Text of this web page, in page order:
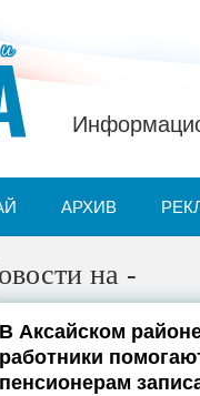
АРХИВ
на -
В Аксайском
работники
пенсионерам